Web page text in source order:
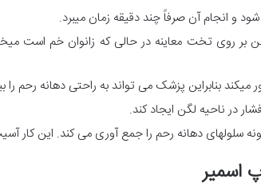
و انجام آن صرفاً چند دقیقه زمان میبرد.
بر روی تخت معاینه در حالی که زانوان خم
میکند بنابراین پزشک می تواند به راحتی دهانه رحم را
در ناحیه لگن ایجاد کند.
دهانه رحم را جمع آوری می کند. این کار
اسمیر